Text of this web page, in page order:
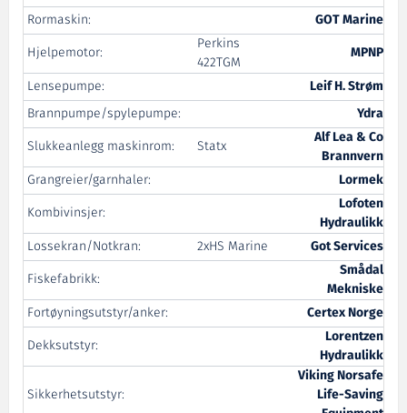
Rormaskin:
GOT Marine
Hjelpemotor:
Perkins
422TGM
MPNP
Lensepumpe:
Leif H. Strøm
Brannpumpe/spylepumpe:
Ydra
Slukkeanlegg maskinrom:
Statx
Alf Lea & Co
Brannvern
Grangreier/garnhaler:
Lormek
Kombivinsjer:
Lofoten
Hydraulikk
Lossekran/Notkran:
2xHS Marine
Got Services
Fiskefabrikk:
Smådal
Mekniske
Fortøyningsutstyr/anker:
Certex Norge
Dekksutstyr:
Lorentzen
Hydraulikk
Sikkerhetsutstyr:
Viking Norsafe
Life-Saving